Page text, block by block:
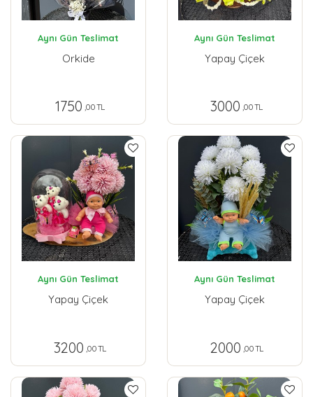
Aynı Gün Teslimat
Orkide
1750 ,00 TL
Aynı Gün Teslimat
Yapay Çiçek
3000 ,00 TL
Aynı Gün Teslimat
Yapay Çiçek
3200 ,00 TL
Aynı Gün Teslimat
Yapay Çiçek
2000 ,00 TL